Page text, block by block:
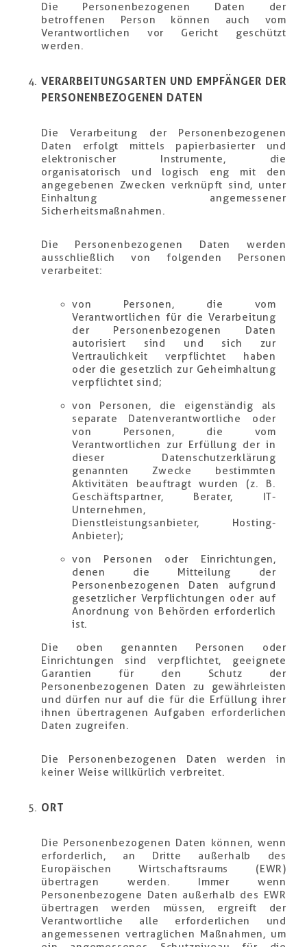
Die Personenbezogenen Daten der
betroffenen Person können auch vom
Verantwortlichen vor Gericht geschützt
werden.
VERARBEITUNGSARTEN UND EMPFÄNGER DER
PERSONENBEZOGENEN DATEN
Die Verarbeitung der Personenbezogenen
Daten erfolgt mittels papierbasierter und
elektronischer Instrumente, die
organisatorisch und logisch eng mit den
angegebenen Zwecken verknüpft sind, unter
Einhaltung angemessener
Sicherheitsmaßnahmen.
Die Personenbezogenen Daten werden
ausschließlich von folgenden Personen
verarbeitet:
von Personen, die vom
Verantwortlichen für die Verarbeitung
der Personenbezogenen Daten
autorisiert sind und sich zur
Vertraulichkeit verpflichtet haben
oder die gesetzlich zur Geheimhaltung
verpflichtet sind;
von Personen, die eigenständig als
separate Datenverantwortliche oder
von Personen, die vom
Verantwortlichen zur Erfüllung der in
dieser Datenschutzerklärung
genannten Zwecke bestimmten
Aktivitäten beauftragt wurden (z. B.
Geschäftspartner, Berater, IT-
Unternehmen,
Dienstleistungsanbieter, Hosting-
Anbieter);
von Personen oder Einrichtungen,
denen die Mitteilung der
Personenbezogenen Daten aufgrund
gesetzlicher Verpflichtungen oder auf
Anordnung von Behörden erforderlich
ist.
Die oben genannten Personen oder
Einrichtungen sind verpflichtet, geeignete
Garantien für den Schutz der
Personenbezogenen Daten zu gewährleisten
und dürfen nur auf die für die Erfüllung ihrer
ihnen übertragenen Aufgaben erforderlichen
Daten zugreifen.
Die Personenbezogenen Daten werden in
keiner Weise willkürlich verbreitet.
ORT
Die Personenbezogenen Daten können, wenn
erforderlich, an Dritte außerhalb des
Europäischen Wirtschaftsraums (EWR)
übertragen werden. Immer wenn
Personenbezogene Daten außerhalb des EWR
übertragen werden müssen, ergreift der
Verantwortliche alle erforderlichen und
angemessenen vertraglichen Maßnahmen, um